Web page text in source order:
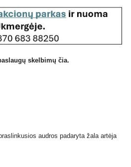
skelbimų čia.
audros padaryta žala artėja